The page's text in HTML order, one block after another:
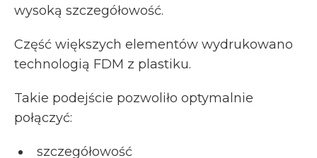
wysoką szczegółowość.
Część większych elementów wydrukowano
technologią FDM z plastiku.
Takie podejście pozwoliło optymalnie
połączyć:
szczegółowość